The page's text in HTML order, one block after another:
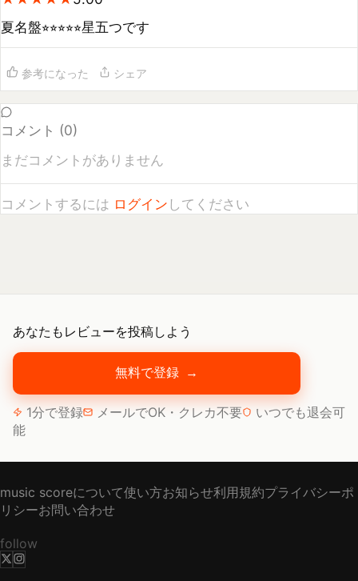
参考になった シェア
コメント (0
まだコメントがありません
コメントするにはログイン してください
あなたもレビューを投稿しよう
無料で登録 →
1分で登録 メールでOK・クレカ不要
いつでも退会可
能
music scoreについて使い方お知らせ利用規約プライバシーポ
リシーお問い合わせ
follow